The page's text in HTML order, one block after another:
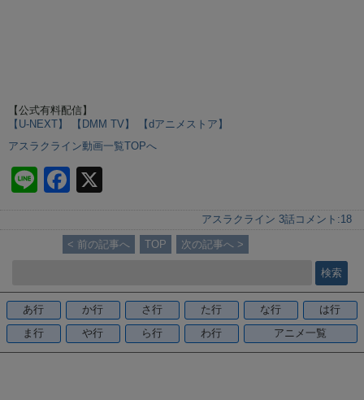
【公式有料配信】
【U-NEXT】
【DMM TV】
【dアニメストア】
アスラクライン動画一覧TOPへ
Li
n
e
F
a
c
e
o
o
k
アスラクライン 3話 コメント:18
< 前の記事へ TOP 次の記事へ >
あ行 か行 さ行 た行 な行
は行
ま行
や行 ら行 わ行 アニメ一覧